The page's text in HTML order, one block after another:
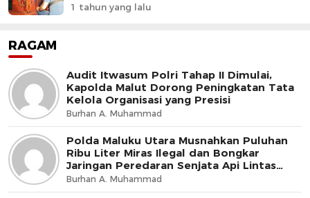
1 tahun yang lalu
RAGAM
Audit Itwasum Polri Tahap II Dimulai,
Kapolda Malut Dorong Peningkatan Tata
Kelola Organisasi yang Presisi
Burhan A. Muhammad
Polda Maluku Utara Musnahkan Puluhan
Ribu Liter Miras Ilegal dan Bongkar
Jaringan Peredaran Senjata Api Lintas
Negara
Burhan A. Muhammad